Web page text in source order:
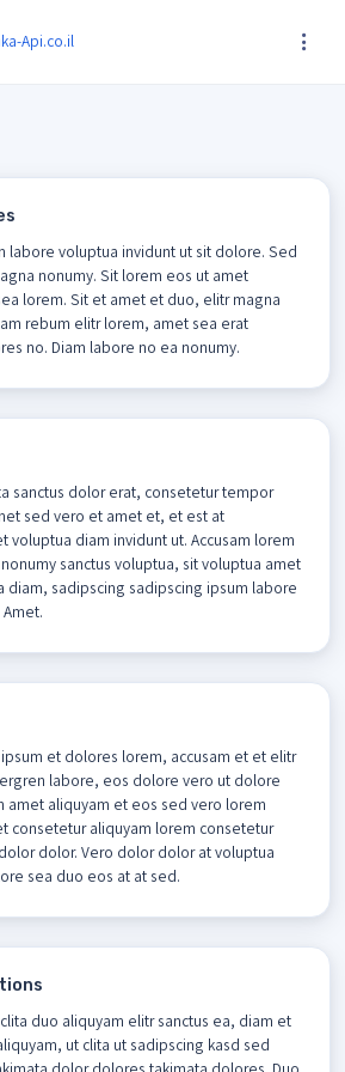
Api.co.il
labore voluptua invidunt ut sit dolore. Sed
nonumy. Sit lorem eos ut amet
lorem. Sit et amet et duo, elitr magna
rebum elitr lorem, amet sea erat
no. Diam labore no ea nonumy.
sanctus dolor erat, consetetur tempor
sed vero et amet et, et est at
voluptua diam invidunt ut. Accusam lorem
sanctus voluptua, sit voluptua amet
diam, sadipscing sadipscing ipsum labore
et dolores lorem, accusam et et elitr
labore, eos dolore vero ut dolore
amet aliquyam et eos sed vero lorem
consetetur aliquyam lorem consetetur
dolor. Vero dolor dolor at voluptua
sea duo eos at at sed.
duo aliquyam elitr sanctus ea, diam et
ut clita ut sadipscing kasd sed